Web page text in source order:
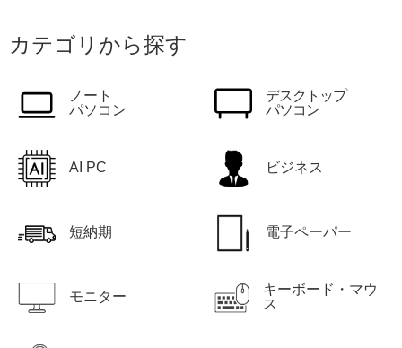
カテゴリから探す
ノート
パソコン
デスクトップ
パソコン
AI PC ビジネス
短納期 電子ペーパー
モニター
キーボード・マウ
ス